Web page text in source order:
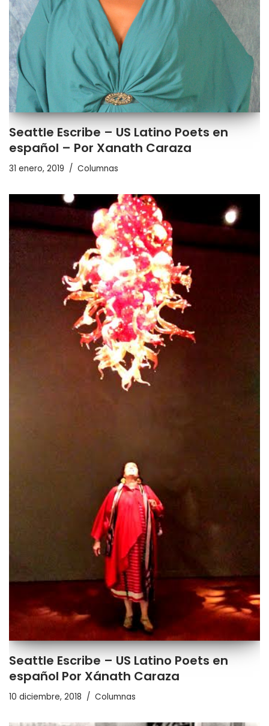
Seattle Escribe – US Latino Poets en
español – Por Xanath Caraza
31 enero, 2019 Columnas
Seattle Escribe – US Latino Poets en
español Por Xánath Caraza
10 diciembre, 2018 Columnas